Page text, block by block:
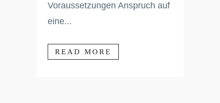
Voraussetzungen Anspruch auf
eine...
READ MORE